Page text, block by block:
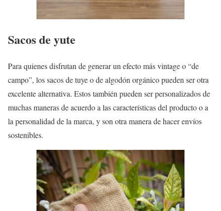
Sacos de yute
Para quienes disfrutan de generar un efecto más vintage o “de
campo”, los sacos de tuye o de algodón orgánico pueden ser otra
excelente alternativa. Estos también pueden ser personalizados de
muchas maneras de acuerdo a las características del producto o a
la personalidad de la marca, y son otra manera de hacer envíos
sostenibles.